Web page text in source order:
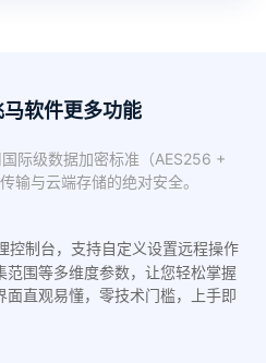
软件更多功能
际级数据加密标准（AES256 +
输与云端存储的绝对安全。
控制台，支持自定义设置远程操作
围等多维度参数，让您轻松掌握
面直观易懂，零技术门槛，上手即